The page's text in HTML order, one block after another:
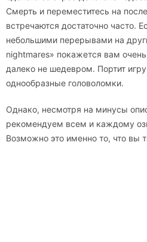
Смерть и переместитесь на
встречаются достаточно часто.
небольшими перерывами на
nightmares» покажется вам
далеко не шедевром. Портит
однообразные головоломки.
Однако, несмотря на минусы
рекомендуем всем и каждому
Возможно это именно то, что вы